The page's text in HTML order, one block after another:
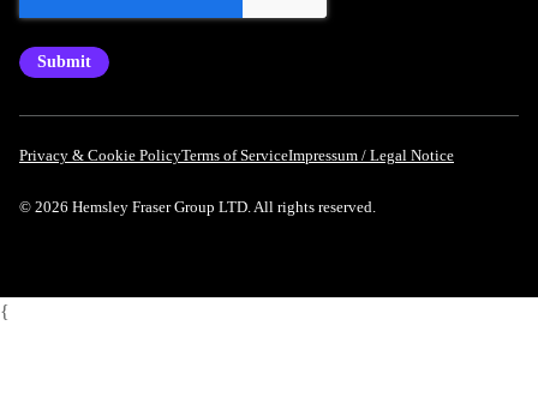
Privacy & Cookie PolicyTerms of ServiceImpressum / Legal Notice
© 2026 Hemsley Fraser Group LTD. All rights reserved.
{